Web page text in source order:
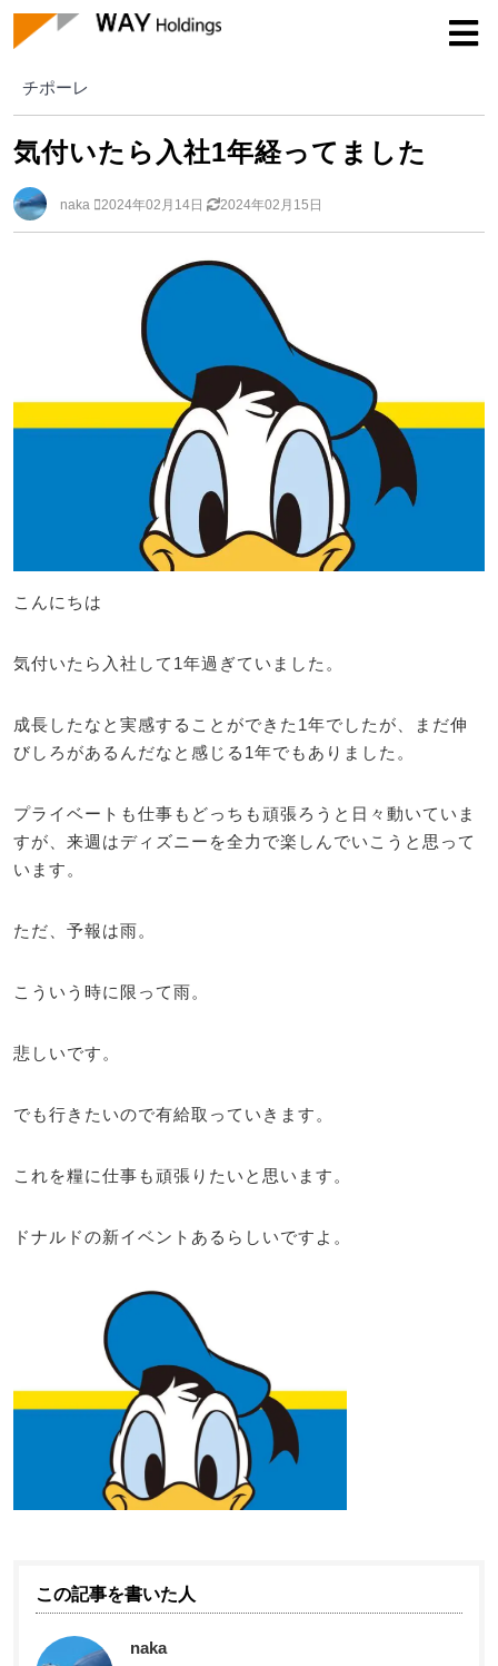
チポーレ
チポーレ
気付いたら入社1年経ってました
naka 2024年02月14日 2024年02月15日
こんにちは
気付いたら入社して1年過ぎていました。
成長したなと実感することができた1年でしたが、まだ伸
びしろがあるんだなと感じる1年でもありました。
プライベートも仕事もどっちも頑張ろうと日々動いていま
すが、来週はディズニーを全力で楽しんでいこうと思って
います。
ただ、予報は雨。
こういう時に限って雨。
悲しいです。
でも行きたいので有給取っていきます。
これを糧に仕事も頑張りたいと思います。
ドナルドの新イベントあるらしいですよ。
この記事を書いた人
naka